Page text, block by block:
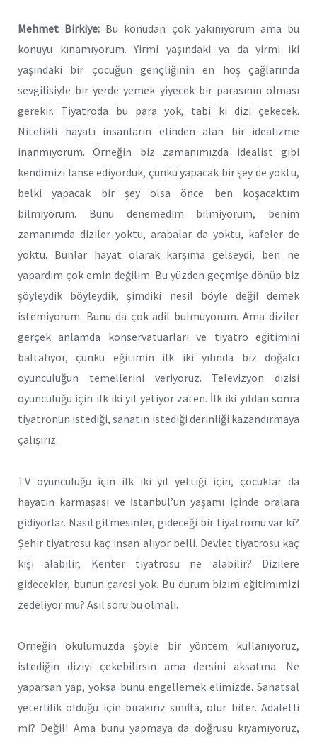
Mehmet Birkiye: Bu konudan çok yakınıyorum ama bu
konuyu kınamıyorum. Yirmi yaşındaki ya da yirmi iki
yaşındaki bir çocuğun gençliğinin en hoş çağlarında
sevgilisiyle bir yerde yemek yiyecek bir parasının olması
gerekir. Tiyatroda bu para yok, tabi ki dizi çekecek.
Nitelikli hayatı insanların elinden alan bir idealizme
inanmıyorum. Örneğin biz zamanımızda idealist gibi
kendimizi lanse ediyorduk, çünkü yapacak bir şey de yoktu,
belki yapacak bir şey olsa önce ben koşacaktım
bilmiyorum. Bunu denemedim bilmiyorum, benim
zamanımda diziler yoktu, arabalar da yoktu, kafeler de
yoktu. Bunlar hayat olarak karşıma gelseydi, ben ne
yapardım çok emin değilim. Bu yüzden geçmişe dönüp biz
şöyleydik böyleydik, şimdiki nesil böyle değil demek
istemiyorum. Bunu da çok adil bulmuyorum. Ama diziler
gerçek anlamda konservatuarları ve tiyatro eğitimini
baltalıyor, çünkü eğitimin ilk iki yılında biz doğalcı
oyunculuğun temellerini veriyoruz. Televizyon dizisi
oyunculuğu için ilk iki yıl yetiyor zaten. İlk iki yıldan sonra
tiyatronun istediği, sanatın istediği derinliği kazandırmaya
çalışırız.
TV oyunculuğu için ilk iki yıl yettiği için, çocuklar da
hayatın karmaşası ve İstanbul’un yaşamı içinde oralara
gidiyorlar. Nasıl gitmesinler, gideceği bir tiyatromu var ki?
Şehir tiyatrosu kaç insan alıyor belli. Devlet tiyatrosu kaç
kişi alabilir, Kenter tiyatrosu ne alabilir? Dizilere
gidecekler, bunun çaresi yok. Bu durum bizim eğitimimizi
zedeliyor mu? Asıl soru bu olmalı.
Örneğin okulumuzda şöyle bir yöntem kullanıyoruz,
istediğin diziyi çekebilirsin ama dersini aksatma. Ne
yaparsan yap, yoksa bunu engellemek elimizde. Sanatsal
yeterlilik olduğu için bırakırız sınıfta, olur biter. Adaletli
mi? Değil! Ama bunu yapmaya da doğrusu kıyamıyoruz,